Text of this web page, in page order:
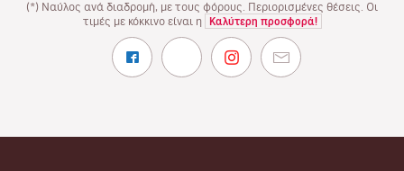
(*) Ναύλος ανά διαδρομή, με τους φόρους. Περιορισμένες θέσεις. Οι
τιμές με κόκκινο είναι η
Καλύτερη προσφορά!